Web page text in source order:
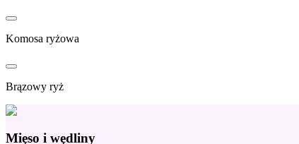
Komosa ryżowa
Brązowy ryż
Mięso i wędliny